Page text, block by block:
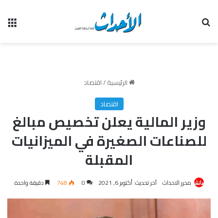
الرئيسية/اقتصاد
اقتصاد
وزير المالية يعلن تخصيص مبالغ
للصناعات الصغيرة في الميزانيات
المقبلة
محرر الاحداث آخر تحديث: أكتوبر 6, 2021 0
748 دقيقة واحدة